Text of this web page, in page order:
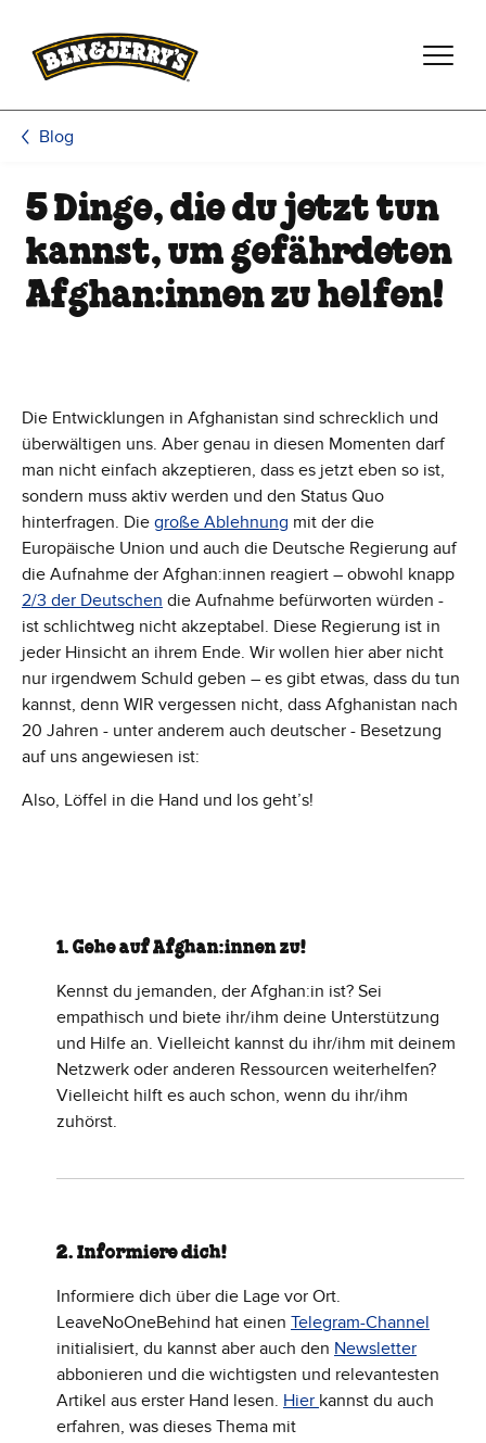
Blog
5 Dinge, die du jetzt tun
kannst, um gefährdeten
Afghan:innen zu helfen!
Die Entwicklungen in Afghanistan sind schrecklich und
überwältigen uns. Aber genau in diesen Momenten darf
man nicht einfach akzeptieren, dass es jetzt eben so ist,
sondern muss aktiv werden und den Status Quo
hinterfragen. Die große Ablehnung mit der die
Europäische Union und auch die Deutsche Regierung auf
die Aufnahme der Afghan:innen reagiert – obwohl knapp
2/3 der Deutschen die Aufnahme befürworten würden -
ist schlichtweg nicht akzeptabel. Diese Regierung ist in
jeder Hinsicht an ihrem Ende. Wir wollen hier aber nicht
nur irgendwem Schuld geben – es gibt etwas, dass du tun
kannst, denn WIR vergessen nicht, dass Afghanistan nach
20 Jahren - unter anderem auch deutscher - Besetzung
auf uns angewiesen ist:
Also, Löffel in die Hand und los geht’s!
1. Gehe auf Afghan:innen zu!
Kennst du jemanden, der Afghan:in ist? Sei
empathisch und biete ihr/ihm deine Unterstützung
und Hilfe an. Vielleicht kannst du ihr/ihm mit deinem
Netzwerk oder anderen Ressourcen weiterhelfen?
Vielleicht hilft es auch schon, wenn du ihr/ihm
zuhörst.
2. Informiere dich!
Informiere dich über die Lage vor Ort.
LeaveNoOneBehind hat einen Telegram-Channel
initialisiert, du kannst aber auch den Newsletter
abbonieren und die wichtigsten und relevantesten
Artikel aus erster Hand lesen. Hier kannst du auch
erfahren, was dieses Thema mit